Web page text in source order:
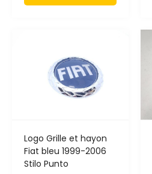
Logo Grille et hayon
Fiat bleu 1999-2006
Stilo Punto